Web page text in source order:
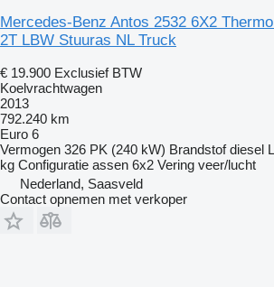
Mercedes-Benz Antos 2532 6X2
2T LBW Stuuras NL Truck
€ 19.900 Exclusief BTW
Koelvrachtwagen
2013
792.240 km
Euro 6
Vermogen 326 PK (240 kW) Brandstof diesel
kg Configuratie assen 6x2 Vering veer/lucht
Nederland, Saasveld
Contact opnemen met verkoper